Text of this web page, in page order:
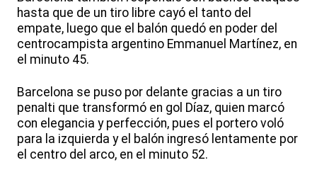
hasta que de un tiro libre cayó el tanto del
empate, luego que el balón quedó en poder del
centrocampista argentino Emmanuel Martínez, en
el minuto 45.
Barcelona se puso por delante gracias a un tiro
penalti que transformó en gol Díaz, quien marcó
con elegancia y perfección, pues el portero voló
para la izquierda y el balón ingresó lentamente por
el centro del arco, en el minuto 52.